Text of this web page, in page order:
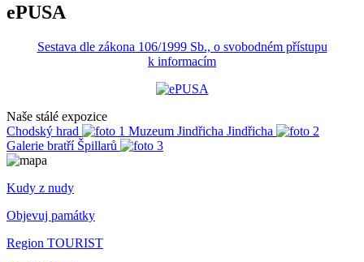
ePUSA
Sestava dle zákona 106/1999 Sb., o svobodném přístupu
k informacím
Naše stálé expozice
Chodský hrad
Muzeum Jindřicha Jindřicha
Galerie bratří Špillarů
Kudy z nudy
Objevuj památky
Region TOURIST